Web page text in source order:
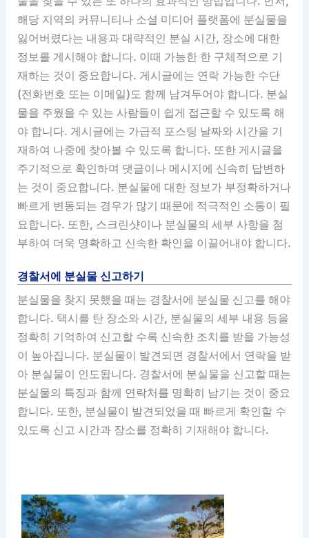
해당 지역의 커뮤니티나 소셜 미디어 플랫폼에 분실물을
잃어버렸다는 내용과 대략적인 분실 시간, 장소에 대한
정보를 게시해야 합니다. 이때 가능한 한 구체적으로 기
재하는 것이 중요합니다. 게시글에는 연락 가능한 수단
(전화번호 또는 이메일)도 함께 남겨두어야 합니다. 분실
물을 주웠을 수 있는 사람들이 쉽게 접근할 수 있도록 해
야 합니다. 게시글에는 가급적 포스팅 날짜와 시간을 기
재하여 나중에 찾아볼 수 있도록 합니다. 또한 게시글을
주기적으로 확인하며 댓글이나 메시지에 신속히 답변하
는 것이 중요합니다. 분실물에 대한 정보가 부정확하거나
빠르게 변동되는 경우가 많기 때문에 적극적인 소통이 필
요합니다. 또한, 스크린샷이나 분실물의 세부 사항을 첨
부하여 더욱 명확하고 신속한 확인을 이끌어내야 합니다.
경찰서에 분실물 신고하기
분실물을 찾지 못했을 때는 경찰서에 분실물 신고를 해야
합니다. 택시를 탄 장소와 시간, 분실물의 세부 내용 등을
정확히 기억하여 신고할 수록 신속한 조치를 받을 가능성
이 높아집니다. 분실물이 발견되면 경찰서에서 연락을 받
아 분실물이 인도됩니다. 경찰서에 분실물을 신고할 때는
분실물의 특징과 함께 연락처를 명확히 남기는 것이 중요
합니다. 또한, 분실물이 발견되었을 때 빠르게 확인할 수
있도록 신고 시간과 장소를 정확히 기재해야 합니다.